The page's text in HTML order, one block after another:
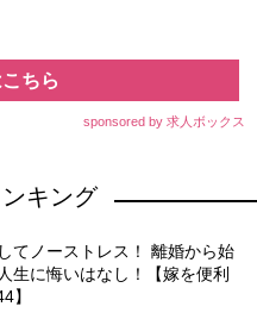
ちら
sponsored by 求人ボックス
キング
てノーストレス！ 離婚から始
生に悔いはなし！【嫁を便利
】